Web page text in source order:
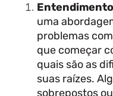
uma
problemas
que começar
quais são as
suas raízes.
sobrepostos